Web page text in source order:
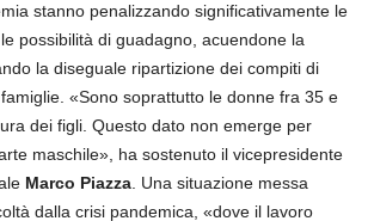
stanno penalizzando significativamente le
possibilità di guadagno, acuendone la
la diseguale ripartizione dei compiti di
«Sono soprattutto le donne fra 35 e
dei figli. Questo dato non emerge per
maschile», ha sostenuto il vicepresidente
Marco Piazza. Una situazione messa
dalla crisi pandemica, «dove il lavoro